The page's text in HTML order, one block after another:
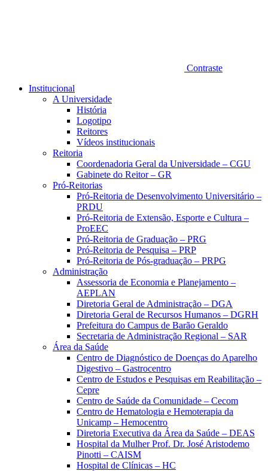
Contraste
Institucional
A Universidade
História
Logotipo
Reitores
Vídeos institucionais
Reitoria
Coordenadoria Geral da Universidade – CGU
Gabinete do Reitor – GR
Pró-Reitorias
Pró-Reitoria de Desenvolvimento Universitário –
PRDU
Pró-Reitoria de Extensão, Esporte e Cultura –
ProEEC
Pró-Reitoria de Graduação – PRG
Pró-Reitoria de Pesquisa – PRP
Pró-Reitoria de Pós-graduação – PRPG
Administração
Assessoria de Economia e Planejamento –
AEPLAN
Diretoria Geral de Administração – DGA
Diretoria Geral de Recursos Humanos – DGRH
Prefeitura do Campus de Barão Geraldo
Secretaria de Administração Regional – SAR
Área da Saúde
Centro de Diagnóstico de Doenças do Aparelho
Digestivo – Gastrocentro
Centro de Estudos e Pesquisas em Reabilitação –
Cepre
Centro de Saúde da Comunidade – Cecom
Centro de Hematologia e Hemoterapia da
Unicamp – Hemocentro
Diretoria Executiva da Área da Saúde – DEAS
Hospital da Mulher Prof. Dr. José Aristodemo
Pinotti – CAISM
Hospital de Clínicas – HC